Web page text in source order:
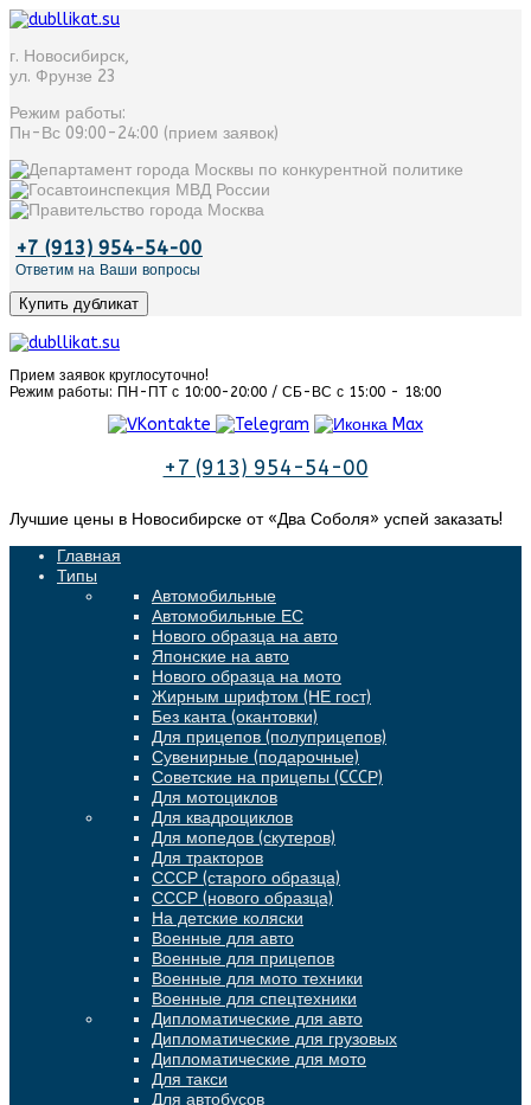
г. Новосибирск,
ул. Фрунзе 23
Режим работы:
Пн-Вс 09:00-24:00 (прием заявок)
+7 (913) 954-54-00
Ответим на Ваши вопросы
Купить дубликат
Прием заявок круглосуточно!
Режим работы: ПН-ПТ с 10:00-20:00 / СБ-ВС с 15:00 - 18:00
+7 (913) 954-54-00
Лучшие цены в Новосибирске от «‎Два Соболя» успей заказать!
Главная
Типы
Автомобильные
Автомобильные ЕС
Нового образца на авто
Японские на авто
Нового образца на мото
Жирным шрифтом (НЕ гост)
Без канта (окантовки)
Для прицепов (полуприцепов)
Сувенирные (подарочные)
Советские на прицепы (CCCР)
Для мотоциклов
Для квадроциклов
Для мопедов (скутеров)
Для тракторов
СССР (старого образца)
СССР (нового образца)
На детские коляски
Военные для авто
Военные для прицепов
Военные для мото техники
Военные для спецтехники
Дипломатические для авто
Дипломатические для грузовых
Дипломатические для мото
Для такси
Для автобусов